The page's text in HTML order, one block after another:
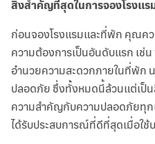
สิ่งสำคัญที่สุดในการจองโรงแร
ก่อนจองโรงแรมและที่พัก คุณ
ความต้องการเป็นอันดับแรก เช่
อำนวยความสะดวกภายในที่พัก
ปลอดภัย ซึ่งทั้งหมดนี้ล้วนแต่เป็น
ความสำคัญกับความปลอดภัยทุก
ได้รับประสบการณ์ที่ดีที่สุดเมื่อใช้